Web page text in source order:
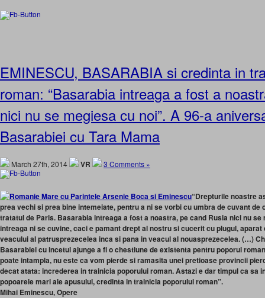
EMINESCU, BASARABIA si credinta in
roman: “Basarabia intreaga a fost a
nici nu se megiesa cu noi”. A 96-a
Basarabiei cu Tara Mama
March 27th, 2014 VR 3 Comments »
“Drepturile noastre
prea vechi si prea bine intemeiate, pentru a ni se vorbi cu umbra de cuvant de
tratatul de Paris. Basarabia intreaga a fost a noastra, pe cand Rusia nici nu
intreaga ni se cuvine, caci e pamant drept al nostru si cucerit cu plugul,
veacului al patrusprezecelea inca si pana in veacul al nouasprezecelea. (…)
Basarabiei cu incetul ajunge a fi o chestiune de existenta pentru poporul
poate intampla, nu este ca vom pierde si ramasita unei pretioase provincii
decat atata: increderea in trainicia poporului roman. Astazi e dar timpul ca sa
popoarele mari ale apusului, credinta in trainicia poporului roman”.
Mihai Eminescu, Opere